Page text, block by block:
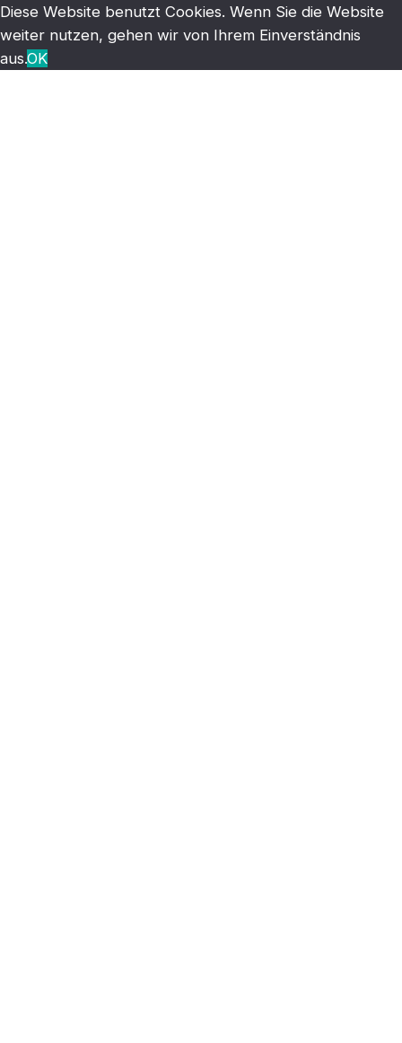
Diese Website benutzt Cookies. Wenn Sie die Website
weiter nutzen, gehen wir von Ihrem Einverständnis
aus.OK